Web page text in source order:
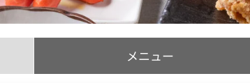
メニュー